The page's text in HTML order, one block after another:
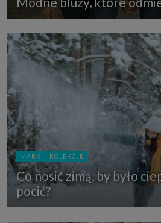
MARKI I KOLEKCJE
Co nosić zimą, by było
pocić?